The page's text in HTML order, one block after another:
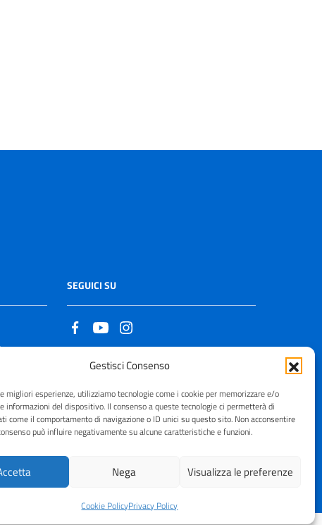
Gestisci Consenso
migliori esperienze, utilizziamo tecnologie come i cookie per memorizzare e/o
informazioni del dispositivo. Il consenso a queste tecnologie ci permetterà di
come il comportamento di navigazione o ID unici su questo sito. Non acconsentire
può influire negativamente su alcune caratteristiche e funzioni.
Nega Visualizza le preferenze
Cookie PolicyPrivacy Policy
SEGUICI SU
Copyright © 2021 - 2026